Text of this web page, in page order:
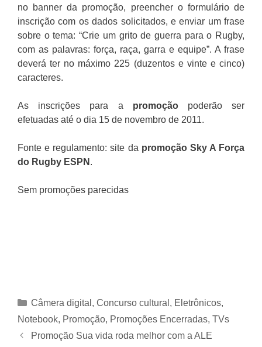
no banner da promoção, preencher o formulário de
inscrição com os dados solicitados, e enviar um frase
sobre o tema: “Crie um grito de guerra para o Rugby,
com as palavras: força, raça, garra e equipe”. A frase
deverá ter no máximo 225 (duzentos e vinte e cinco)
caracteres.
As inscrições para a promoçãopoderão ser
efetuadas até o dia 15 de novembro de 2011.
Fonte e regulamento: site da promoção Sky A Força
do Rugby ESPN .
Sem promoções parecidas
Categorias
Câmera digital , Concurso cultural , Eletrônicos,
Notebook, Promoção, Promoções Encerradas, TVs
Promoção Sua vida roda melhor com a ALE